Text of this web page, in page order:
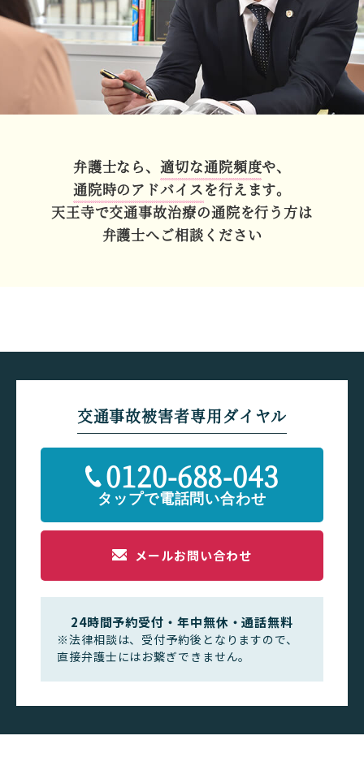
弁護士なら、適切な通院頻度や、
通院時のアドバイスを行えます。
天王寺で交通事故治療の通院を行う方は
弁護士へご相談ください
交通事故被害者専用ダイヤル
0120-688-043
メールお問い合わせ
24時間予約受付・年中無休・通話無料
※法律相談は、受付予約後となりますので、
直接弁護士にはお繋ぎできません。